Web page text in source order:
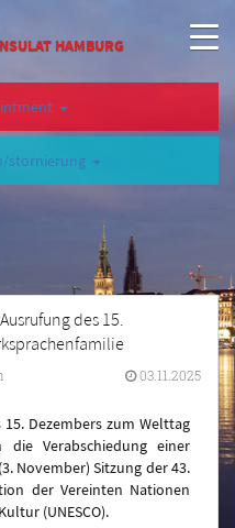
HAMBURG
stornierung
des 15.
03.11.2025
Dezembers zum Welttag
die Verabschiedung einer
November) Sitzung der 43.
der Vereinten Nationen
(UNESCO).